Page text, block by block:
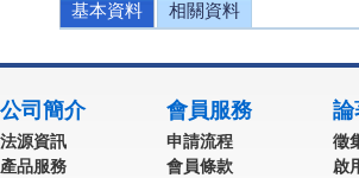
基本資料 相關資料
公司簡介
法源資訊
產品服務
會員服務
申請流程
會員條款
論
徵
啟